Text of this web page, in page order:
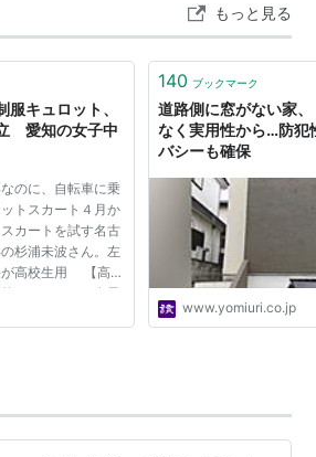
面についても、現在のウェーブキー
る仕…
もっと見る
キュロット、
愛知の女子中
のに、自転車に乗
トスカート４月か
カートを試す名古
杉浦未波さん。左
が高校生用 【高岡
になりやすい女子
わいい」と制服が
140 ブックマーク
道路側に窓がない家
なく実用性から…防犯
バシーも確保
www.yomiuri.co.jp